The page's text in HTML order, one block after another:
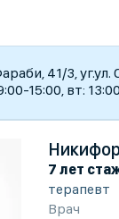
41/3,
15:00, вт:
7 лет
терапевт
Врач